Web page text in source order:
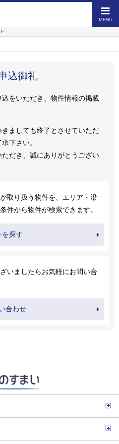
MENU
込御礼
をいただき、物件情報の掲載
ましても終了とさせていただ
下さい。
だき、誠にありがとうござい
取り扱う物件を、エリア・沿
件から物件が検索できます。
を探す
いましたらお気軽にお問い合
合わせ